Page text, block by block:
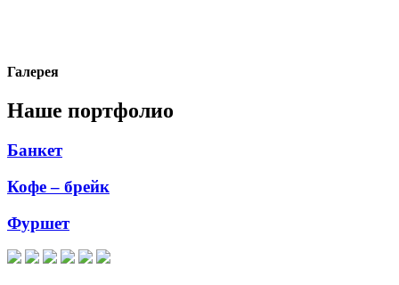
Галерея
Наше портфолио
Банкет
Кофе – брейк
Фуршет